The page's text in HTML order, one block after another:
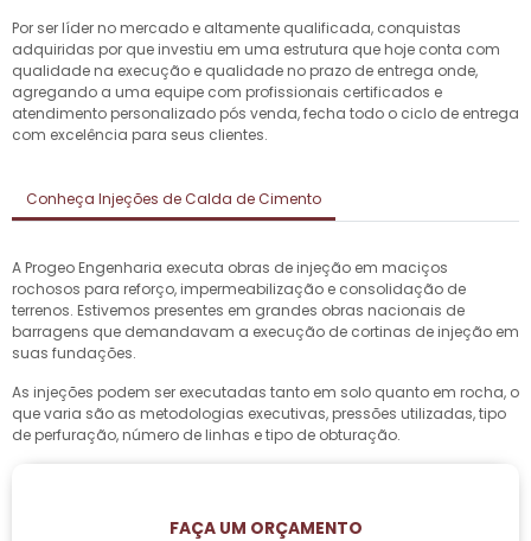
Por ser líder no mercado e altamente qualificada, conquistas
adquiridas por que investiu em uma estrutura que hoje conta com
qualidade na execução e qualidade no prazo de entrega onde,
agregando a uma equipe com profissionais certificados e
atendimento personalizado pós venda, fecha todo o ciclo de entrega
com excelência para seus clientes.
Conheça Injeções de Calda de Cimento
A Progeo Engenharia executa obras de injeção em maciços
rochosos para reforço, impermeabilização e consolidação de
terrenos. Estivemos presentes em grandes obras nacionais de
barragens que demandavam a execução de cortinas de injeção em
suas fundações.
As injeções podem ser executadas tanto em solo quanto em rocha, o
que varia são as metodologias executivas, pressões utilizadas, tipo
de perfuração, número de linhas e tipo de obturação.
FAÇA UM ORÇAMENTO